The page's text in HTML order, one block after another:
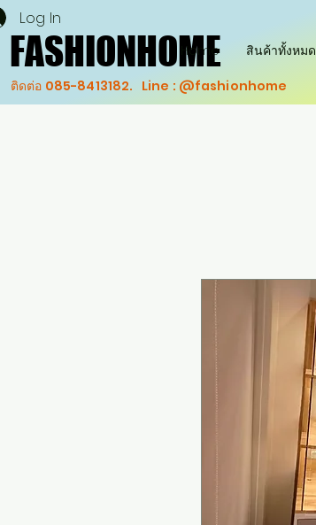
FASHIONHOME
FASHIONHOME
ติดต่อ 085-8413182. Line : @fashionhome
Log In
Home สินค้าทั้งหมด